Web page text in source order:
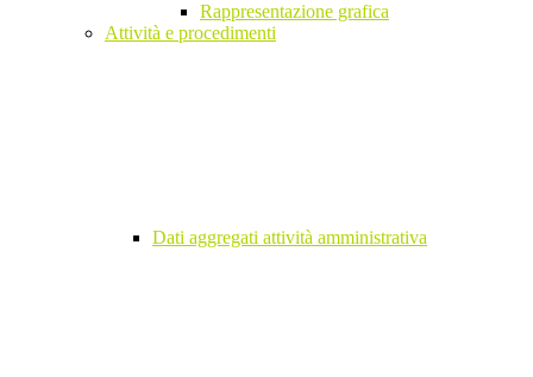
Rappresentazione grafica
Attività e procedimenti
Dati aggregati attività amministrativa